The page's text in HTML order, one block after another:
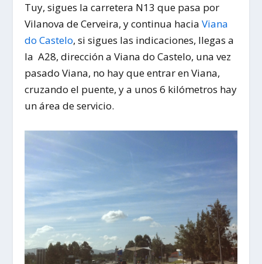
Tuy, sigues la carretera N13 que pasa por
Vilanova de Cerveira, y continua haciaViana
do Castelo, si sigues las indicaciones, llegas a
la A28, dirección a Viana do Castelo, una vez
pasado Viana, no hay que entrar en Viana,
cruzando el puente, y a unos 6 kilómetros hay
un área de servicio.